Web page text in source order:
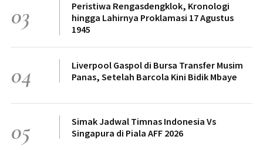
03
Peristiwa Rengasdengklok, Kronologi
hingga Lahirnya Proklamasi 17 Agustus
1945
04
Liverpool Gaspol di Bursa Transfer Musim
Panas, Setelah Barcola Kini Bidik Mbaye
05
Simak Jadwal Timnas Indonesia Vs
Singapura di Piala AFF 2026